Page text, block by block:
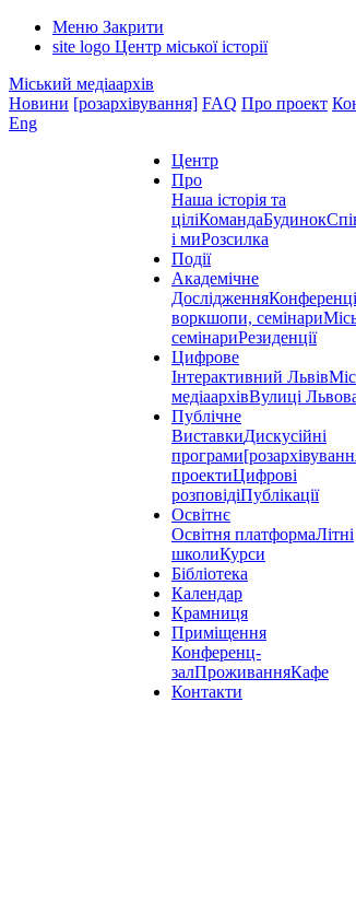
Меню Закрити
site logo Центр міської історії
Міський медіаархів
Новини [розархівування] FAQ Про проект
Eng
Центр
Про
Наша історія та
ціліКомандаБудинок
і миРозсилка
Події
Академічне
Дослідження
воркшопи, семінари
семінариРезиденції
Цифрове
Інтерактивний Львів
медіаархівВулиці
Публічне
ВиставкиДискусійні
програми
проектиЦифрові
розповідіПублікації
Освітнє
Освітня платформаЛітні
школиКурси
Бібліотека
Календар
Крамниця
Приміщення
Конференц-
залПроживанняКафе
Контакти